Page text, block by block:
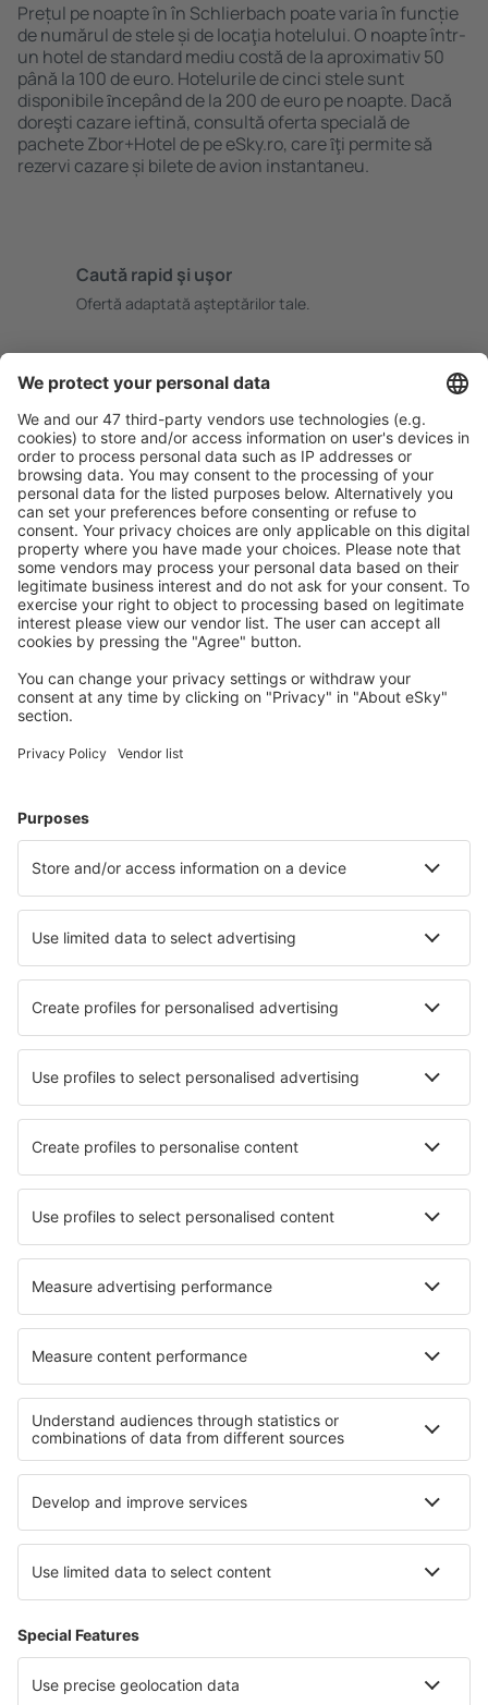
Prețul pe noapte în în Schlierbach poate varia în funcție
de numărul de stele și de locaţia hotelului. O noapte într-
un hotel de standard mediu costă de la aproximativ 50
până la 100 de euro. Hotelurile de cinci stele sunt
disponibile ȋncepând de la 200 de euro pe noapte. Dacă
doreşti cazare ieftină, consultă oferta specială de
pachete Zbor+Hotel de pe eSky.ro, care ȋţi permite să
rezervi cazare și bilete de avion instantaneu.
Caută rapid şi uşor
Ofertă adaptată aşteptărilor tale.
Rezervare fără griji cu opțiune gratuită de anulare.
Economiseşte mai mult
Prețuri atractive și oferte speciale pentru utilizatorii
conectați.
Cazarea preferată
Alege din peste 1,3 mil. de opţiuni: hoteluri, cabane,
apartamente și altele.
Cele mai căutate hoteluri de către utilizatorii eSky
Hoteluri în Austria - Orașe populare
Hoteluri în Zell Am See
Hoteluri în Viena Hoteluri în Krimml
Hoteluri în Klagenfurt Hoteluri în Obertauern
Hoteluri în Neustift im Stubaital Hoteluri în Rosegg
Cele mai bune hoteluri - orașe
Hoteluri în Paradeision Hoteluri Nathdwara
Hoteluri în Sutrio Hoteluri în Drumheller
Hoteluri în euschonau Hoteluri în Corinth
Hoteluri în Utica Hoteluri în Saint-Cirq-Lapopie
Cele mai bune hoteluri - regiuni
Hoteluri în Saalbach-Hinterglemm Hoteluri în Bad Mittendorf
Hoteluri in Austria Superioar
Hoteluri in Mariapfarr -Mauterndorf
Hoteluri in Salzburg Regiune
Hoteluri in Calabria Hoteluri în Rugen